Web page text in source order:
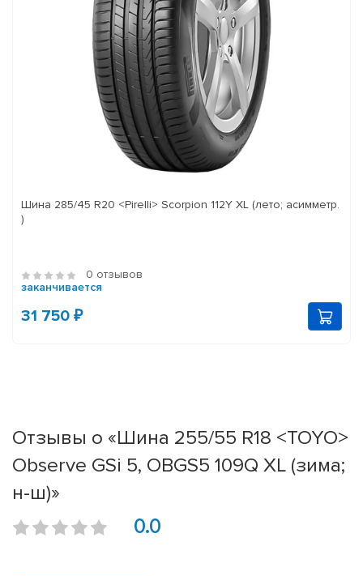
Шина 285/45 R20 <Pirelli> Scorpion 112Y XL (лето; асимметр.
)
0 отзывов
заканчивается
31 750 ₽
Отзывы о «Шина 255/55 R18 <TOYO>
Observe GSi 5, OBGS5 109Q XL (зима;
н-ш)»
0.0